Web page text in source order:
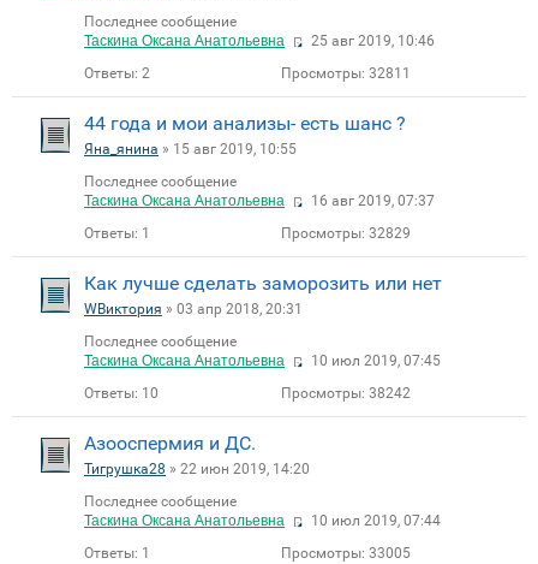
Последнее сообщение
Таскина Оксана Анатольевна
25 авг 2019, 10:46
Ответы: 2 Просмотры: 32811
44 года и мои анализы- есть шанс ?
Яна_янина » 15 авг 2019, 10:55
Последнее сообщение
Таскина Оксана Анатольевна
16 авг 2019, 07:37
Ответы: 1 Просмотры: 32829
Как лучше сделать заморозить или нет
WВиктория » 03 апр 2018, 20:31
Последнее сообщение
Таскина Оксана Анатольевна
10 июл 2019, 07:45
Ответы: 10 Просмотры: 38242
Азооспермия и ДС.
Тигрушка28 » 22 июн 2019, 14:20
Последнее сообщение
Таскина Оксана Анатольевна
10 июл 2019, 07:44
Ответы: 1 Просмотры: 33005